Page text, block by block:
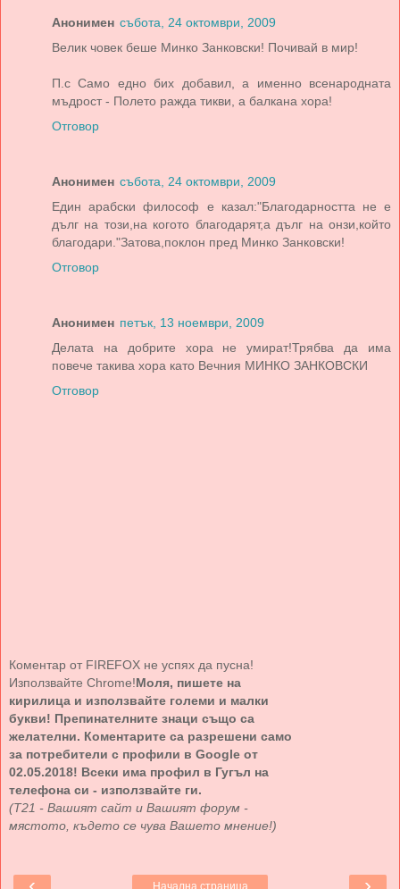
Анонимен събота, 24 октомври, 2009
Велик човек беше Минко Занковски! Почивай в мир!
П.с Само едно бих добавил, а именно всенародната
мъдрост - Полето ражда тикви, а балкана хора!
Отговор
Анонимен събота, 24 октомври, 2009
Един арабски философ е казал:"Благодарността не е
дълг на този,на когото благодарят,а дълг на онзи,който
благодари."Затова,поклон пред Минко Занковски!
Отговор
Анонимен петък, 13 ноември, 2009
Делата на добрите хора не умират!Трябва да има
повече такива хора като Вечния МИНКО ЗАНКОВСКИ
Отговор
Коментар от FIREFOX не успях да пусна!
Използвайте Chrome!Моля, пишете на
кирилица и използвайте големи и малки
букви! Препинателните знаци също са
желателни. Коментарите са разрешени само
за потребители с профили в Google от
02.05.2018! Всеки има профил в Гугъл на
телефона си - използвайте ги.
(Т21 - Вашият сайт и Вашият форум -
мястото, където се чува Вашето мнение!)
Начална страница